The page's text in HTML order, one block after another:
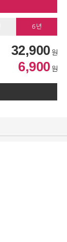
6년
32,900 원
6,900 원